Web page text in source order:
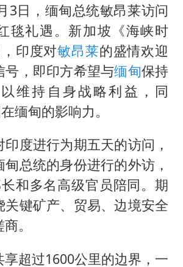
几元成本的AI广告导致千万市值蒸发
《欢迎来龙餐馆》口碑
杭州全市有序停课
商场现钱学森巨幅海报 负责人回应
全民健身事业高质量发展
36岁男演员成景区NPC后人气爆棚
乐享全民健身 共筑健康中国
3日，缅甸总统敏昂莱访问
毯礼遇。新加坡《海峡时
印度对敏昂莱的盛情欢迎
号，即印方希望与缅甸保持
维持自身战略利益，同
缅甸的影响力。
度进行为期五天的访问，
总统的身份进行的外访，
和多名高级官员陪同。期
关键矿产、贸易、边境安全
。
超过1600公里的边界，一